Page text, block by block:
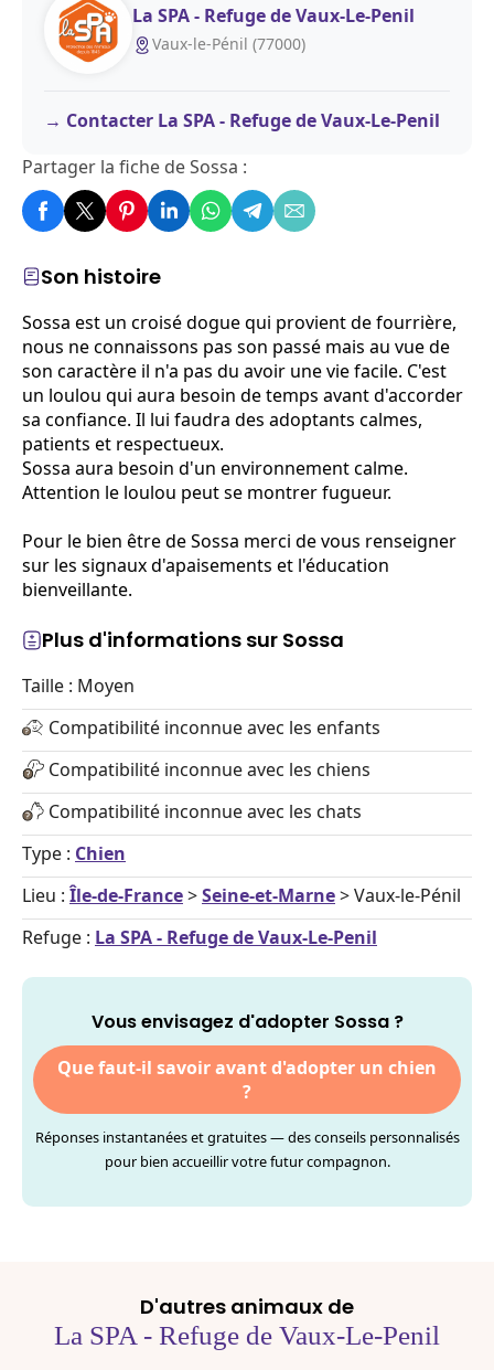
Son histoire
Sossa est un croisé dogue qui provient de fourrière,
nous ne connaissons pas son passé mais au vue de
son caractère il n'a pas du avoir une vie facile. C'est
un loulou qui aura besoin de temps avant d'accorder
sa confiance. Il lui faudra des adoptants calmes,
patients et respectueux.
Sossa aura besoin d'un environnement calme.
Attention le loulou peut se montrer fugueur.
Pour le bien être de Sossa merci de vous renseigner
sur les signaux d'apaisements et l'éducation
bienveillante.
Plus d'informations sur Sossa
Taille : Moyen
Compatibilité inconnue avec les enfants
Compatibilité inconnue avec les chiens
Compatibilité inconnue avec les chats
Type : Chien
Lieu : Île-de-France>Seine-et-Marne> Vaux-le-Pénil
Refuge : La SPA - Refuge de Vaux-Le-Penil
Vous envisagez d'adopter Sossa ?
Que faut-il savoir avant d'adopter un chien
?
Réponses instantanées et gratuites — des conseils personnalisés
pour bien accueillir votre futur compagnon.
La SPA - Refuge de Vaux-Le-Penil
Vaux-le-Pénil (77000)
Contacter La SPA - Refuge de Vaux-Le-Penil
Partager la fiche de Sossa :
D'autres animaux de
La SPA - Refuge de Vaux-Le-Penil